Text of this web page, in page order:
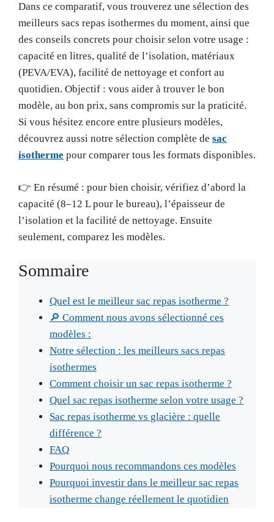
Dans ce comparatif, vous trouverez une sélection des
meilleurs sacs repas isothermes du moment, ainsi que
des conseils concrets pour choisir selon votre usage :
capacité en litres, qualité de l’isolation, matériaux
(PEVA/EVA), facilité de nettoyage et confort au
quotidien. Objectif : vous aider à trouver le bon
modèle, au bon prix, sans compromis sur la praticité.
Si vous hésitez encore entre plusieurs modèles,
découvrez aussi notre sélection complète de sac
isotherme pour comparer tous les formats disponibles.
👉 En résumé : pour bien choisir, vérifiez d’abord la
capacité (8–12 L pour le bureau), l’épaisseur de
l’isolation et la facilité de nettoyage. Ensuite
seulement, comparez les modèles.
Sommaire
Quel est le meilleur sac repas isotherme ?
🔎 Comment nous avons sélectionné ces
modèles :
Notre sélection : les meilleurs sacs repas
isothermes
Comment choisir un sac repas isotherme ?
Quel sac repas isotherme selon votre usage ?
Sac repas isotherme vs glacière : quelle
différence ?
FAQ
Pourquoi nous recommandons ces modèles
Pourquoi investir dans le meilleur sac repas
isotherme change réellement le quotidien